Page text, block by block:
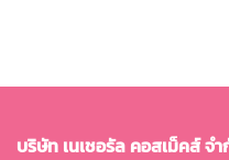
บริษัท เนเชอรัล คอสเม็คส์ จ